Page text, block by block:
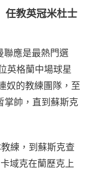
教英冠米杜士
聯應是最熱門選
英格蘭中場球星
奴的教練團隊，至
掌帥，直到蘇斯克
練，到蘇斯克查
域克在蘭歷克上